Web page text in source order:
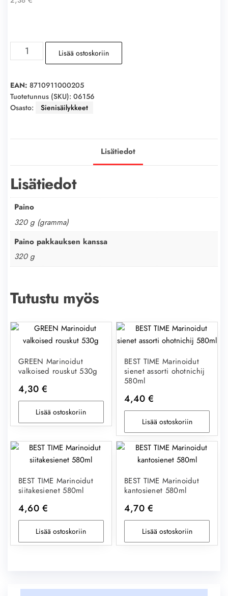
CHAMPEX
Herkkusieni
290g
määrä
Lisää ostoskoriin
EAN: 8710911000205
Tuotetunnus (SKU): 06156
Osasto:
Sienisäilykkeet
Lisätiedot
Lisätiedot
Paino
320 g (gramma)
Paino pakkauksen kanssa
320 g
Tutustu myös
GREEN Marinoidut
valkoised rouskut 530g
4,30 €
Lisää ostoskoriin
BEST TIME Marinoidut
sienet assorti ohotnichij
580ml
4,40 €
Lisää ostoskoriin
BEST TIME Marinoidut
siitakesienet 580ml
4,60 €
Lisää ostoskoriin
BEST TIME Marinoidut
kantosienet 580ml
4,70 €
Lisää ostoskoriin